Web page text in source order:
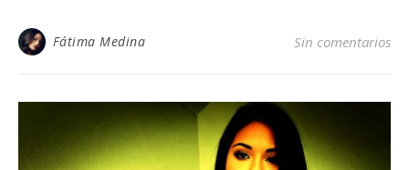
Fátima Medina Sin comentarios